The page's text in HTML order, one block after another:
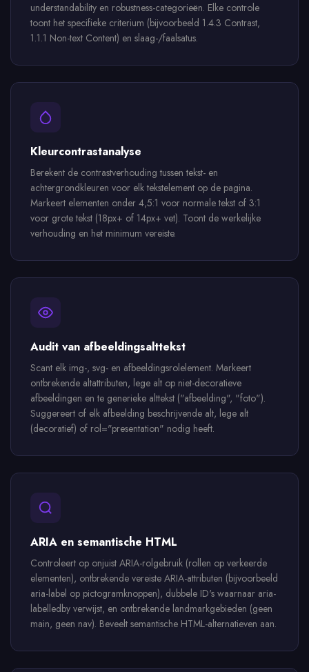
understandability en robustness-categorieën. Elke controle
toont het specifieke criterium (bijvoorbeeld 1.4.3 Contrast,
1.1.1 Non-text Content) en slaag-/faalsatus.
Kleurcontrastanalyse
Berekent de contrastverhouding tussen tekst- en
achtergrondkleuren voor elk tekstelement op de pagina.
Markeert elementen onder 4,5:1 voor normale tekst of 3:1
voor grote tekst (18px+ of 14px+ vet). Toont de werkelijke
verhouding en het minimum vereiste.
Audit van afbeeldingsalttekst
Scant elk img-, svg- en afbeeldingsrolelement. Markeert
ontbrekende altattributen, lege alt op niet-decoratieve
afbeeldingen en te generieke alttekst ("afbeelding", "foto").
Suggereert of elk afbeelding beschrijvende alt, lege alt
(decoratief) of rol="presentation" nodig heeft.
ARIA en semantische HTML
Controleert op onjuist ARIA-rolgebruik (rollen op verkeerde
elementen), ontbrekende vereiste ARIA-attributen (bijvoorbeeld
aria-label op pictogramknoppen), dubbele ID's waarnaar aria-
labelledby verwijst, en ontbrekende landmarkgebieden (geen
main, geen nav). Beveelt semantische HTML-alternatieven aan.